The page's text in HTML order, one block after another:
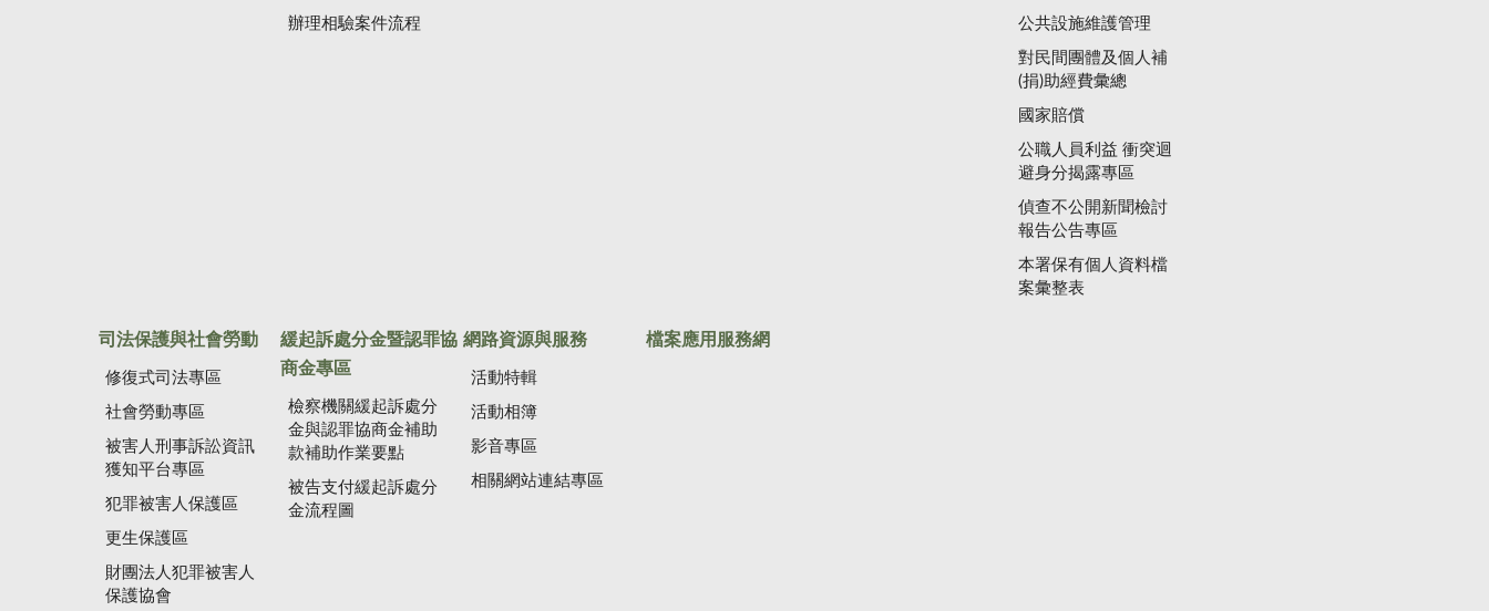
辦理相驗案件流程 公共設施維護管理
對民間團體及個人補
(捐)助經費彙總
國家賠償
公職人員利益 衝突迴
避身分揭露專區
偵查不公開新聞檢討
報告公告專區
本署保有個人資料檔
案彙整表
司法保護與社會勞動
修復式司法專區
社會勞動專區
被害人刑事訴訟資訊
獲知平台專區
犯罪被害人保護區
更生保護區
財團法人犯罪被害人
保護協會
緩起訴處分金暨認罪協
商金專區
檢察機關緩起訴處分
金與認罪協商金補助
款補助作業要點
被告支付緩起訴處分
金流程圖
網路資源與服務
活動特輯
活動相簿
影音專區
相關網站連結專區
檔案應用服務網